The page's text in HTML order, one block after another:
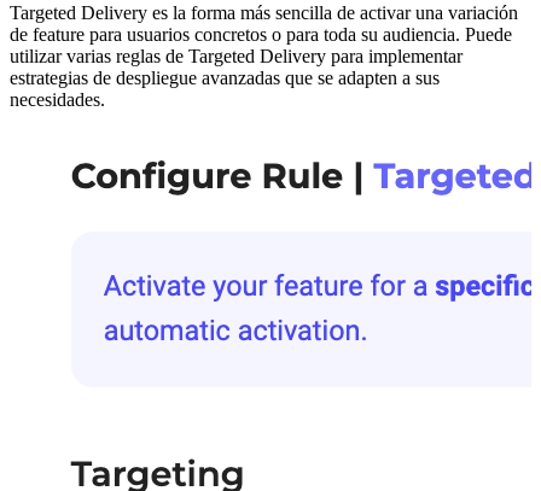
Targeted Delivery es la forma más sencilla de activar una variación
de feature para usuarios concretos o para toda su audiencia. Puede
utilizar varias reglas de Targeted Delivery para implementar
estrategias de despliegue avanzadas que se adapten a sus
necesidades.